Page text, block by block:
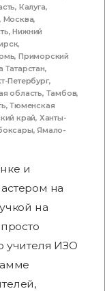
, Калуга,
, Москва,
,Нижний
,
,Приморский
Татарстан,
Петербург,
область, Тамбов,
,Тюменская
край, Ханты-
,Ямало-
и
на
на
учителя ИЗО